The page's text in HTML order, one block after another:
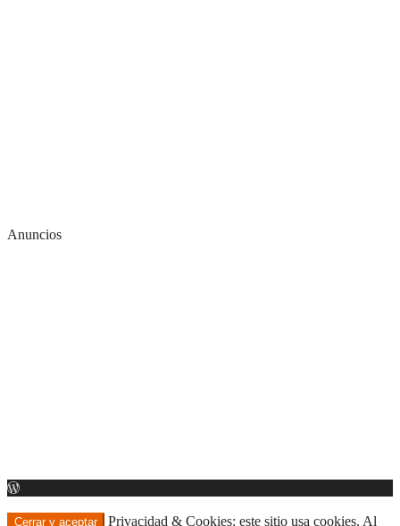
Anuncios
Privacidad & Cookies: este sitio usa cookies. Al